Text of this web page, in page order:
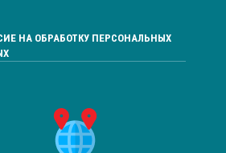
НА ОБРАБОТКУ ПЕРСОНАЛЬНЫХ